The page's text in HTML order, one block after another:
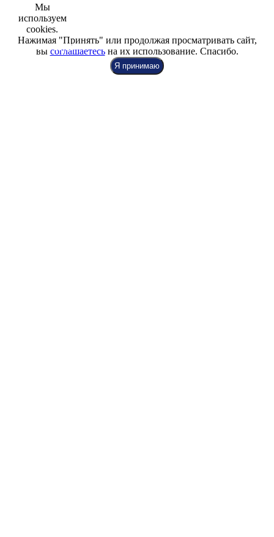
+7 (812) 942-00-99
+7 (812) 918-80-40
+7 (812) 926-86-86
Мы
используем
cookies.
Нажимая "Принять" или продолжая просматривать сайт,
вы соглашаетесьна их использование. Спасибо.
Я принимаю